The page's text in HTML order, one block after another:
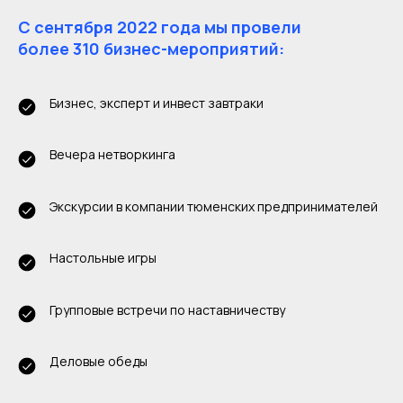
С сентября 2022 года мы провели
более 310 бизнес-мероприятий:
Бизнес, эксперт и инвест завтраки
Вечера нетворкинга
Экскурсии в компании тюменских предпринимателей
Настольные игры
Групповые встречи по наставничеству
Деловые обеды